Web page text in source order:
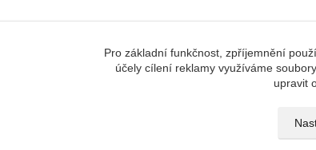
1967/6, 750 02 Přerov (kancelářská technika,
Pro základní funkčnost, zpříjemnění
účely cílení reklamy využíváme
upravit